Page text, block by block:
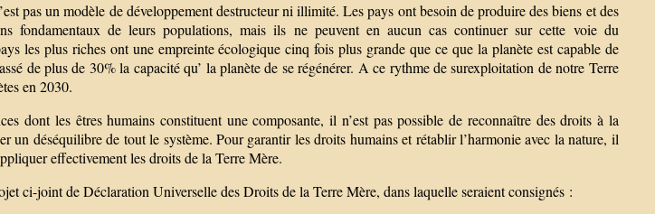
pas un modèle de développement destructeur ni illimité. Les pays ont besoin de produire des biens et des
fondamentaux de leurs populations, mais ils ne peuvent en aucun cas continuer sur cette voie du
les plus riches ont une empreinte écologique cinq fois plus grande que ce que la planète est capable de
de plus de 30% la capacité qu’ la planète de se régénérer. A ce rythme de surexploitation de notre Terre
en 2030.
dont les êtres humains constituent une composante, il n’est pas possible de reconnaître des droits à la
un déséquilibre de tout le système. Pour garantir les droits humains et rétablir l’harmonie avec la nature, il
effectivement les droits de la Terre Mère.
ci-joint de Déclaration Universelle des Droits de la Terre Mère, dans laquelle seraient consignés :